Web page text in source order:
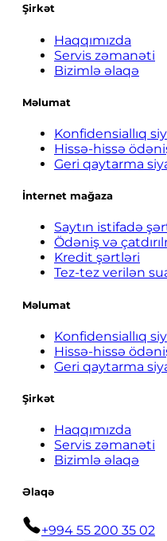
Şirkət
Haqqımızda
Servis zəmanəti
Bizimlə əlaqə
Məlumat
Konfidensiallıq
Hissə-hissə
Geri qaytarma
İnternet mağaza
Saytın istifadə
Ödəniş və
Kredit şərtləri
Tez-tez verilən
Məlumat
Konfidensiallıq
Hissə-hissə
Geri qaytarma
Şirkət
Haqqımızda
Servis zəmanəti
Bizimlə əlaqə
Əlaqə
+994 55 200 35 02